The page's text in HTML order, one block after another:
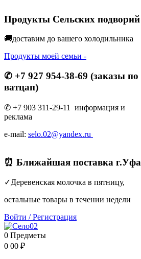
Продукты Сельских подворий
🚚доставим до вашего холодильника
Продукты моей семьи -
✆ +7 927 954-38-69 (заказы по
ватцап)
✆ +7 903 311-29-11 информация и
реклама
e-mail: selo.02@yandex.ru
⏰ Ближайшая поставка г.Уфа
✓Деревенская молочка в пятницу,
остальные товары в течении недели
Войти /Регистрация
0 Предметы
0 00 ₽